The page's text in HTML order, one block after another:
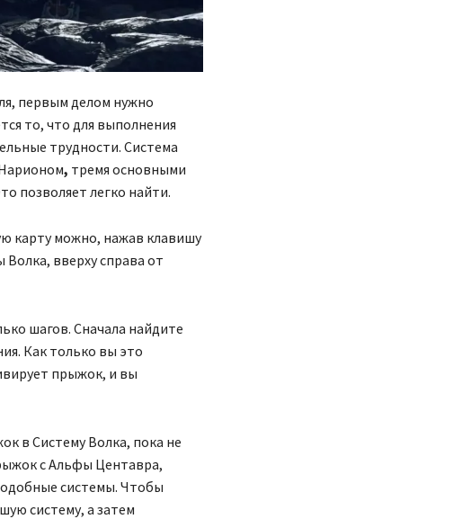
первым делом нужно
то, что для выполнения
трудности. Система
, тремя основными
позволяет легко найти.
карту можно, нажав клавишу
вверху справа от
шагов. Сначала найдите
Как только вы это
прыжок, и вы
в Систему Волка, пока не
с Альфы Центавра,
системы. Чтобы
систему, а затем